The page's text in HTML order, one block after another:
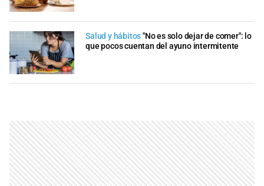
Salud y hábitos"No es solo dejar de comer": lo
que pocos cuentan del ayuno intermitente